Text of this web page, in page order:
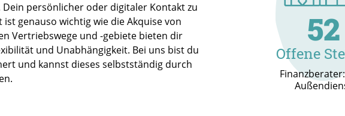
persönlicher oder digitaler Kontakt zu
genauso wichtig wie die Akquise von
Vertriebswege und -gebiete bieten dir
und Unabhängigkeit. Bei uns bist du
und kannst dieses selbstständig durch
52
Offene